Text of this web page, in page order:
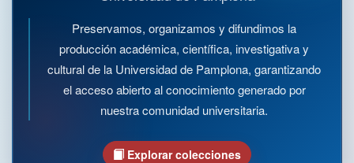
Preservamos, organizamos y difundimos la
producción académica, científica, investigativa y
cultural de la Universidad de Pamplona, garantizando
el acceso abierto al conocimiento generado por
nuestra comunidad universitaria.
Explorar colecciones